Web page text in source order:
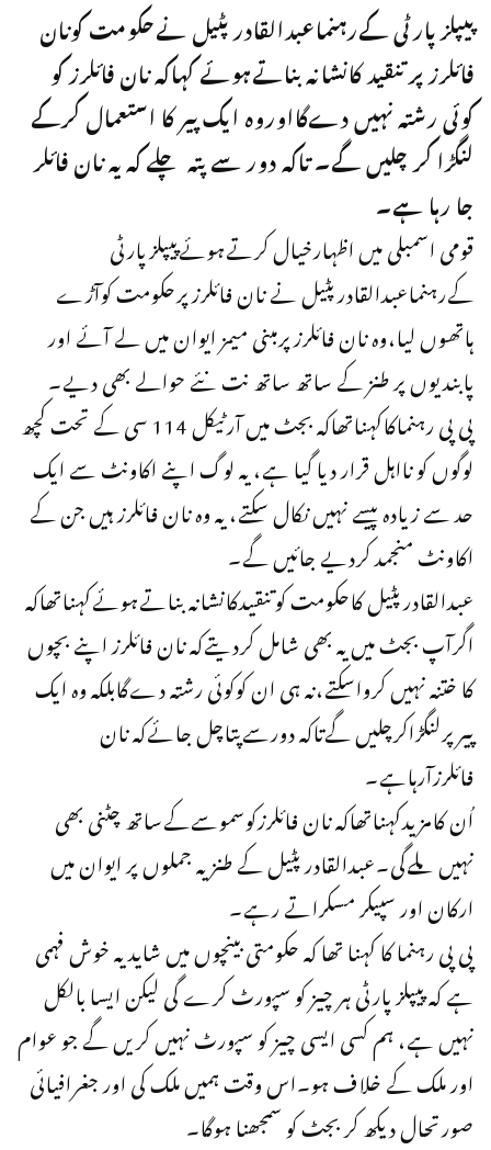
پیپلزپارٹی کےرہنماعبدالقادر پٹیل نےحکومت کونان
فائلرز پر تنقید کانشانہ بناتےہوئے کہاکہ نان فائلرز کو
کوئی رشتہ نہیں دےگااوروہ ایک پیر کا استعمال کرکے
لنگڑا کر چلیں گے۔ تاکہ دور سے پتہ چلے کہ یہ نان فائلر
جا رہا ہے۔
قومی اسمبلی میں اظہارخیال کرتےہوئےپیپلزپارٹی
کےرہنماعبدالقادرپٹیل نے نان فائلرزپرحکومت کوآڑے
ہاتھوں لیا،وہ نان فائلرزپرمبنی میمز ایوان میں لے آئے اور
پابندیوں پر طنز کے ساتھ ساتھ نت نئے حوالے بھی دیے۔
پی پی رہنماکاکہناتھاکہ بجٹ میں آرٹیکل 114 سی کے تحت کچھ
لوگوں کو نااہل قرار دیا گیا ہے، یہ لوگ اپنے اکاونٹ سے ایک
حد سے زیادہ پیسے نہیں نکال سکتے، یہ وہ نان فائلرز ہیں جن کے
اکاونٹ منجمد کردیے جائیں گے۔
عبدالقادرپٹیل کاحکومت کوتنقیدکانشانہ بناتےہوئےکہناتھاکہ
اگرآپ بجٹ میں یہ بھی شامل کردیتےکہ نان فائلرز اپنے بچوں
کا ختنہ نہیں کرواسکتے،نہ ہی ان کوکوئی رشتہ دےگابلکہ وہ ایک
پیرپرلنگڑاکرچلیں گےتاکہ دورسےپتاچل جائےکہ نان
فائلرزآرہاہے۔
اُن کامزیدکہناتھاکہ نان فائلرزکوسموسےکےساتھ چٹنی بھی
نہیں ملےگی۔عبدالقادر پٹیل کے طنزیہ جملوں پر ایوان میں
ارکان اور سپیکر مسکراتے رہے۔
پی پی رہنما کا کہنا تھا کہ حکومتی بینچوں میں شاید یہ خوش فہمی
ہے کہ پیپلز پارٹی ہر چیز کو سپورٹ کرے گی لیکن ایسا بالکل
نہیں ہے، ہم کسی ایسی چیز کو سپورٹ نہیں کریں گے جو عوام
اور ملک کے خلاف ہو۔اس وقت ہمیں ملک کی اور جغرافیائی
صورتحال دیکھ کر بجٹ کو سمجھنا ہوگا۔